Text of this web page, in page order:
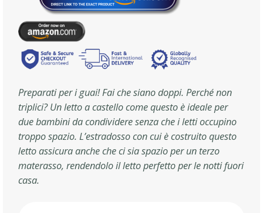
Preparati per i guai! Fai che siano doppi. Perché non
triplici? Un letto a castello come questo è ideale per
due bambini da condividere senza che i letti occupino
troppo spazio. L’estradosso con cui è costruito questo
letto assicura anche che ci sia spazio per un terzo
materasso, rendendolo il letto perfetto per le notti fuori
casa.